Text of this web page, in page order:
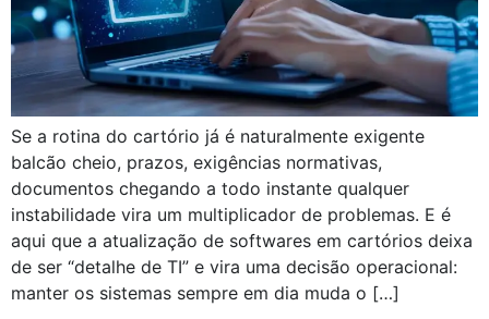
Se a rotina do cartório já é naturalmente exigente
balcão cheio, prazos, exigências normativas,
documentos chegando a todo instante qualquer
instabilidade vira um multiplicador de problemas. E é
aqui que a atualização de softwares em cartórios deixa
de ser “detalhe de TI” e vira uma decisão operacional:
manter os sistemas sempre em dia muda o […]